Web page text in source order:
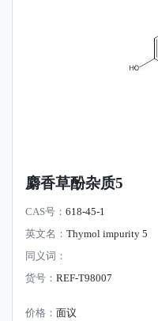
麝香草酚杂质5
CAS号： 618-45-1
英文名： Thymol impurity 5
同义词：
货号： REF-T98007
价格： 面议